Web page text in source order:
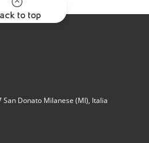
to top
Donato Milanese (MI), Italia